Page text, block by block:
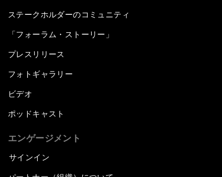
ステークホルダーのコミュニティ
「フォーラム・ストーリー」
プレスリリース
フォトギャラリー
ビデオ
ポッドキャスト
エンゲージメント
サインイン